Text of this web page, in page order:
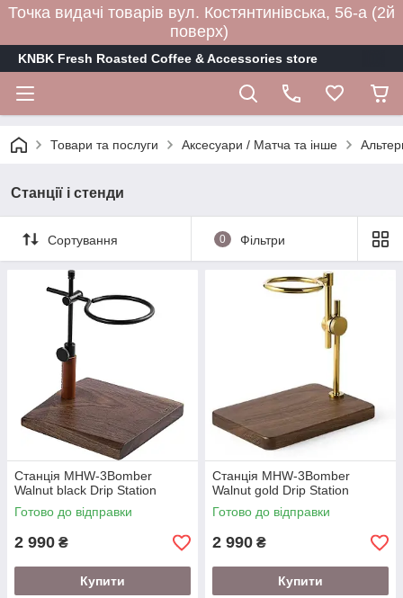
Точка видачі товарів вул. Костянтинівська, 56-а (2й
поверх)
KNBK Fresh Roasted Coffee & Accessories store
Товари та послуги Аксесуари / Матча та інше
Станції і стенди
Сортування 0 Фільтри
Станція MHW-3Bomber
Walnut black Drip Station
Готово до відправки
2 990 ₴
Купити
Станція MHW-3Bomber
Walnut gold Drip Station
Готово до відправки
2 990 ₴
Купити